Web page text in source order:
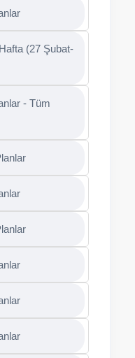
(27 Şubat-
- Tüm